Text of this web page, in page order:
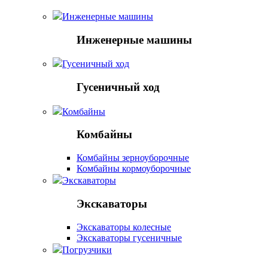
Инженерные машины
Инженерные машины
Гусеничный ход
Гусеничный ход
Комбайны
Комбайны
Комбайны зерноуборочные
Комбайны кормоуборочные
Экскаваторы
Экскаваторы
Экскаваторы колесные
Экскаваторы гусеничные
Погрузчики